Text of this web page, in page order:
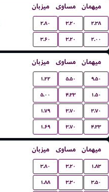
میزبان مساوی میهمان
۲.۸۰ ۳.۲۰ ۲.۳۸
۳.۶۰ ۳.۲۰ ۲.۰۰
میزبان مساوی میهمان
۱.۲۲ ۵.۵۰ ۹.۵۰
۵.۰۰ ۴.۳۳ ۱.۵۰
۱.۷۹ ۳.۷۰ ۳.۷۰
۱.۶۹ ۳.۷۰ ۴.۳۳
میزبان مساوی میهمان
۳.۸۰ ۳.۲۰ ۱.۸۳
۱.۸۸ ۳.۳۰ ۳.۵۰